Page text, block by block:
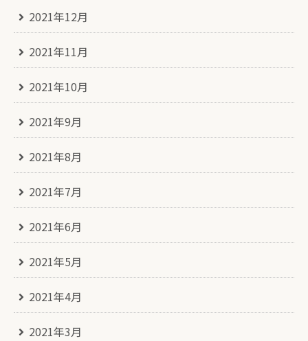
2021年12月
2021年11月
2021年10月
2021年9月
2021年8月
2021年7月
2021年6月
2021年5月
2021年4月
2021年3月